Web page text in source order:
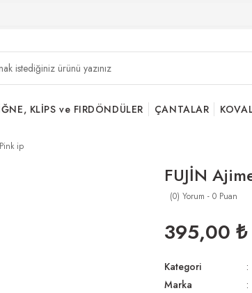
KLİPS ve FIRDÖNDÜLER ÇANTALAR
ip
FUJİN
(0) Yorum - 0 Puan
395,00 ₺
Kategori
Marka